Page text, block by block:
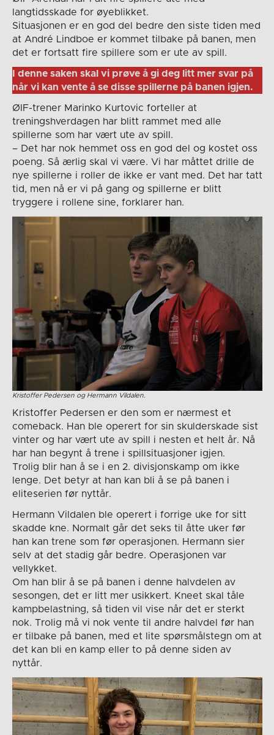
langtidsskade for øyeblikket.
Situasjonen er en god del bedre den siste tiden med
at André Lindboe er kommet tilbake på banen, men
det er fortsatt fire spillere som er ute av spill.
I denne saken skal vi prøve å gi deg litt mer svar på
når vi kan vente å se disse spillerne på banen igjen.
ØIF-trener Marinko Kurtovic forteller at
treningshverdagen har blitt rammet med alle
spillerne som har vært ute av spill.
– Det har nok hemmet oss en god del og kostet oss
poeng. Så ærlig skal vi være. Vi har måttet drille de
nye spillerne i roller de ikke er vant med. Det har tatt
tid, men nå er vi på gang og spillerne er blitt
tryggere i rollene sine, forklarer han.
Kristoffer Pedersen og Hermann Vildalen.
Kristoffer Pedersen er den som er nærmest et
comeback. Han ble operert for sin skulderskade sist
vinter og har vært ute av spill i nesten et helt år. Nå
har han begynt å trene i spillsituasjoner igjen.
Trolig blir han å se i en 2. divisjonskamp om ikke
lenge. Det betyr at han kan bli å se på banen i
eliteserien før nyttår.
Hermann Vildalen ble operert i forrige uke for sitt
skadde kne. Normalt går det seks til åtte uker før
han kan trene som før operasjonen. Hermann sier
selv at det stadig går bedre. Operasjonen var
vellykket.
Om han blir å se på banen i denne halvdelen av
sesongen, det er litt mer usikkert. Kneet skal tåle
kampbelastning, så tiden vil vise når det er sterkt
nok. Trolig må vi nok vente til andre halvdel før han
er tilbake på banen, med et lite spørsmålstegn om at
det kan bli en kamp eller to på denne siden av
nyttår.